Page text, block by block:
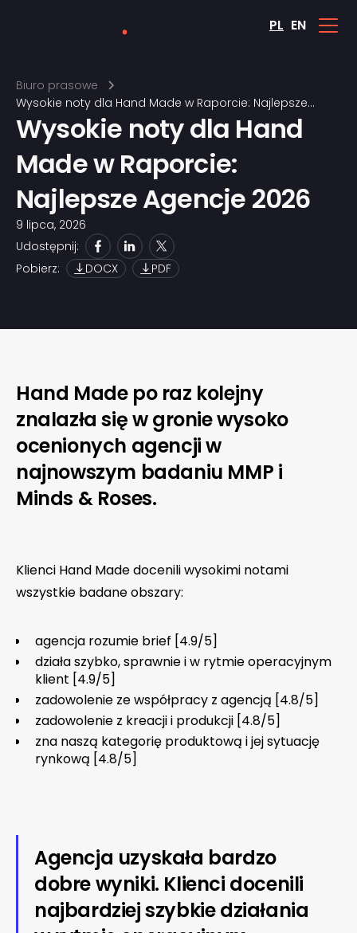
PL EN
Biuro prasowe
Wysokie noty dla Hand Made w Raporcie: Najlepsze
Agencje 2026
Wysokie noty dla Hand
Made w Raporcie:
Najlepsze Agencje 2026
9 lipca, 2026
Udostępnij:
Pobierz:
DOCX PDF
Hand Made po raz kolejny
znalazła się w gronie wysoko
ocenionych agencji w
najnowszym badaniu MMP i
Minds & Roses.
Klienci Hand Made docenili wysokimi notami
wszystkie badane obszary:
agencja rozumie brief [4.9/5]
działa szybko, sprawnie i w rytmie operacyjnym
klient [4.9/5]
zadowolenie ze współpracy z agencją [4.8/5]
zadowolenie z kreacji i produkcji [4.8/5]
zna naszą kategorię produktową i jej sytuację
rynkową [4.8/5]
Agencja uzyskała bardzo
dobre wyniki. Klienci docenili
najbardziej szybkie działania